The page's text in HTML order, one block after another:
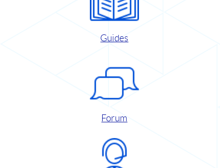
Guides
Forum